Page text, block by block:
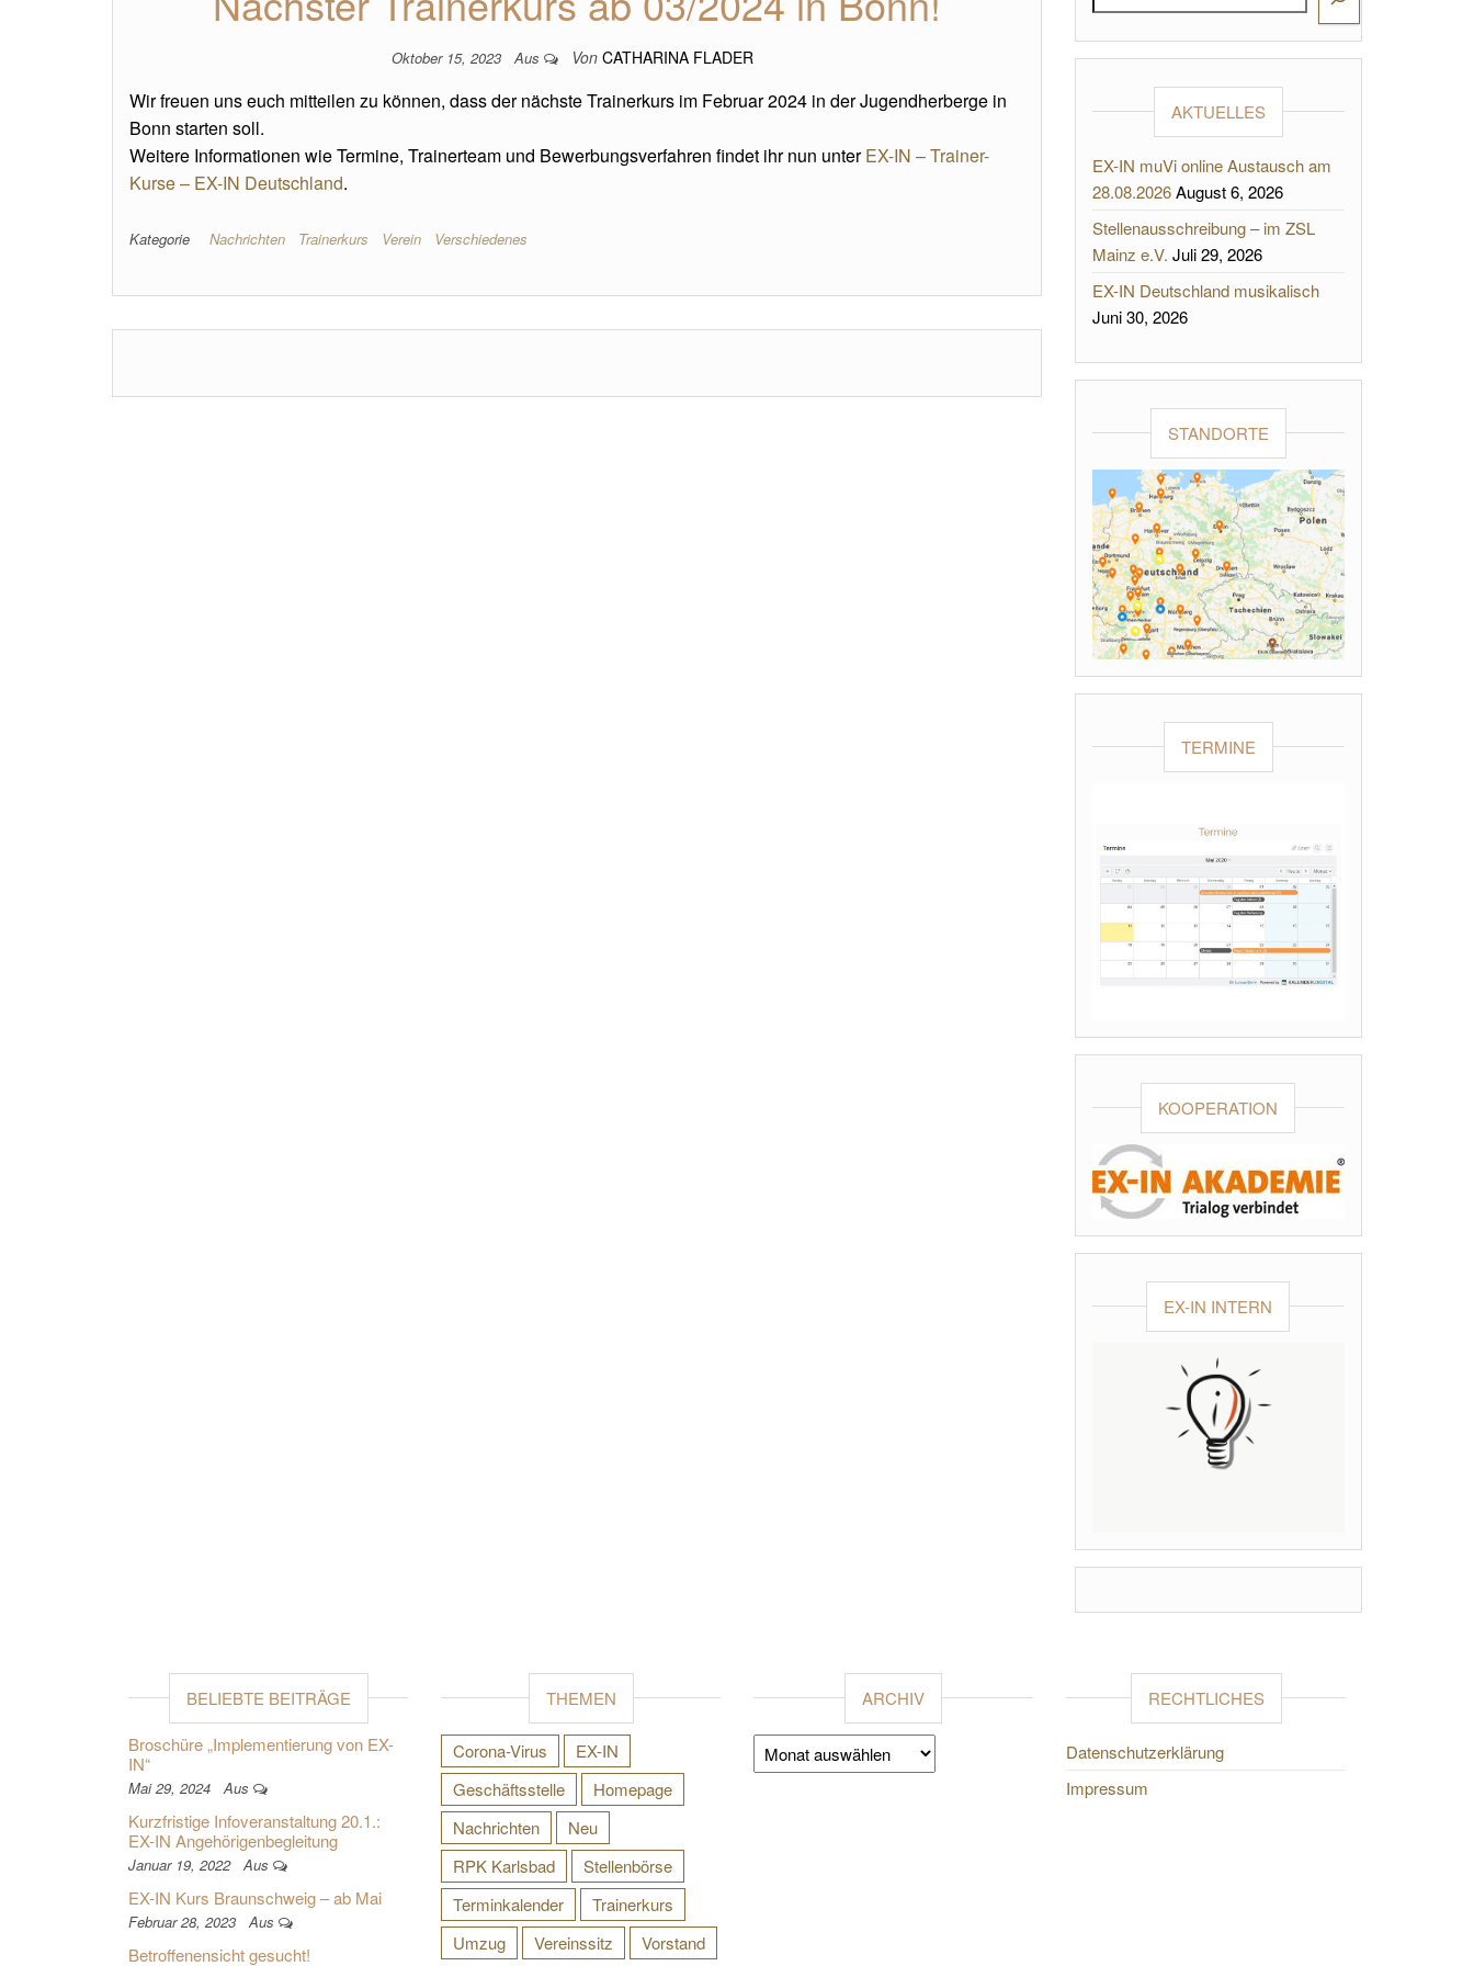
Oktober 15, 2023 Aus Von CATHARINA FLADER
Wir freuen uns euch mitteilen zu können, dass der nächste Trainerkurs im Februar 2024 in der Jugendherberge in
Bonn starten soll.
Weitere Informationen wie Termine, Trainerteam und Bewerbungsverfahren findet ihr nun unterEX-IN – Trainer-
Kurse – EX-IN Deutschland.
Kategorie Nachrichten Trainerkurs Verein Verschiedenes
AKTUELLES
EX-IN muVi online Austausch am
28.08.2026 August 6, 2026
Stellenausschreibung – im ZSL
Mainz e.V. Juli 29, 2026
EX-IN Deutschland musikalisch
Juni 30, 2026
STANDORTE
TERMINE
KOOPERATION
EX-IN INTERN
BELIEBTE BEITRÄGE
Broschüre „Implementierung von EX-
IN“
Mai 29, 2024 Aus
Kurzfristige Infoveranstaltung 20.1.:
EX-IN Angehörigenbegleitung
Januar 19, 2022 Aus
EX-IN Kurs Braunschweig – ab Mai
Februar 28, 2023 Aus
Betroffenensicht gesucht!
THEMEN
Corona-Virus
EX-IN
Geschäftsstelle
Homepage
Nachrichten
Neu
RPK Karlsbad
Stellenbörse
Terminkalender
Trainerkurs
Umzug
Vereinssitz Vorstand
ARCHIV
Archiv
RECHTLICHES
Datenschutzerklärung
Impressum